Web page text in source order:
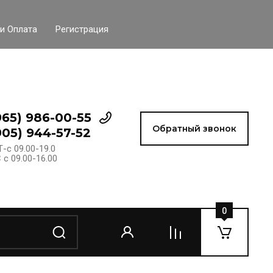
Оплата Регистрация
986-00-55
944-57-52
09.00-19.0
09.00-16.00
Обратный звонок
0